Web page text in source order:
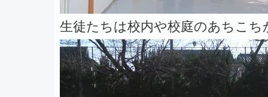
生徒たちは校内や校庭のあちこ